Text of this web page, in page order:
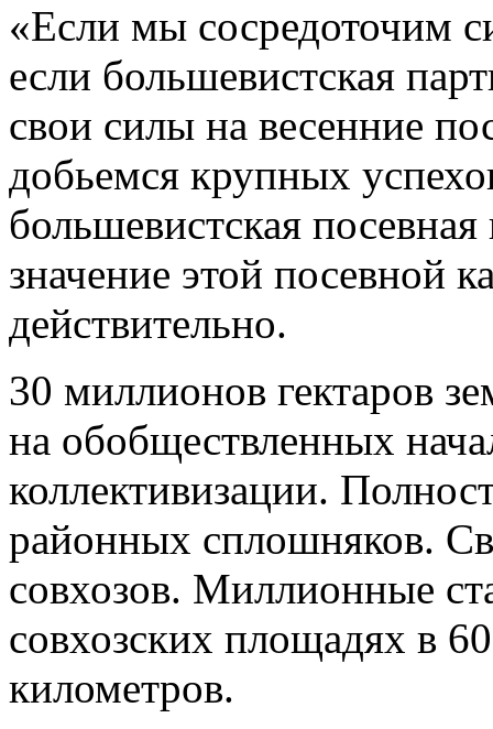
«Если мы сосредоточим
если большевистская
свои силы на весенние
добьемся крупных
большевистская
значение этой посевной
действительно.
30 миллионов гектаров
на обобществленных
коллективизации.
районных сплошняков.
совхозов. Миллионные
совхозских площадях в
километров.